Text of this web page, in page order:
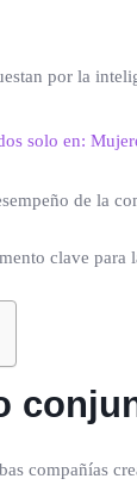
solo en:
de la
clave
compañías